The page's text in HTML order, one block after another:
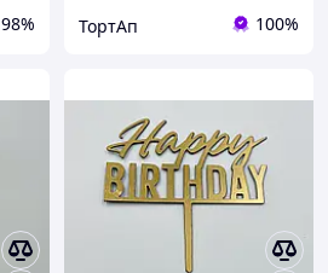
98% ТортАп 100%